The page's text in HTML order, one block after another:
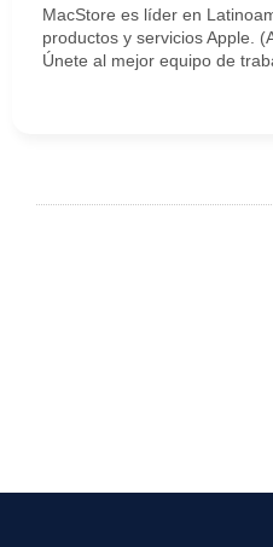
MacStore es líder en
productos y servicios Apple.
Únete al mejor equipo de